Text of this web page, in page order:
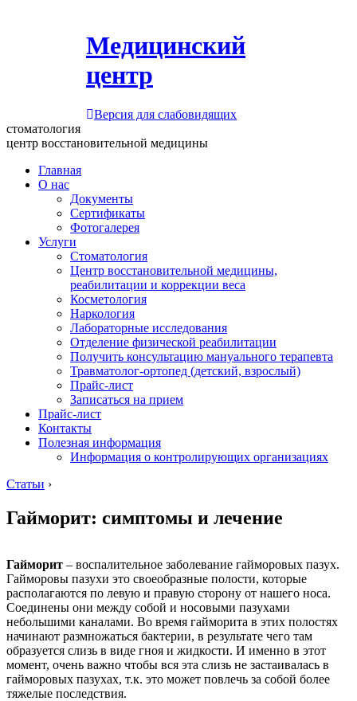
Медицинский
центр
Версия для слабовидящих
стоматология
центр восстановительной медицины
Главная
О нас
Документы
Сертификаты
Фотогалерея
Услуги
Стоматология
Центр восстановительной медицины,
реабилитации и коррекции веса
Косметология
Наркология
Лабораторные исследования
Отделение физической реабилитации
Получить консультацию мануального терапевта
Травматолог-ортопед (детский, взрослый)
Прайс-лист
Записаться на прием
Прайс-лист
Контакты
Полезная информация
Информация о контролирующих организациях
Статьи ›
Гайморит: симптомы и лечение
Гайморит – воспалительное заболевание гайморовых пазух.
Гайморовы пазухи это своеобразные полости, которые
располагаются по левую и правую сторону от нашего носа.
Соединены они между собой и носовыми пазухами
небольшими каналами. Во время гайморита в этих полостях
начинают размножаться бактерии, в результате чего там
образуется слизь в виде гноя и жидкости. И именно в этот
момент, очень важно чтобы вся эта слизь не застаивалась в
гайморовых пазухах, т.к. это может повлечь за собой более
тяжелые последствия.